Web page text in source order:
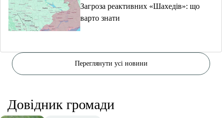
Загроза реактивних «Шахедів»: що
варто знати
Переглянути усі новини
Довідник громади